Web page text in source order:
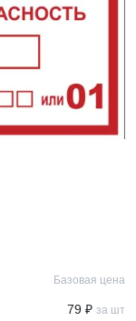
Базовая цена
79 ₽ за шт